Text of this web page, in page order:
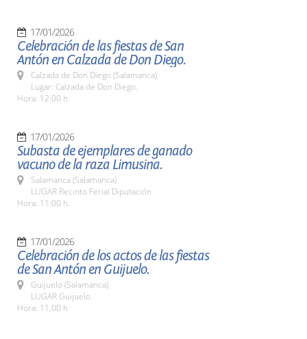
17/01/2026
Celebración de las fiestas de San
Antón en Calzada de Don Diego.
Calzada de Don Diego (Salamanca)
Lugar: Calzada de Don Diego.
Hora: 12:00 h.
17/01/2026
Subasta de ejemplares de ganado
vacuno de la raza Limusina.
Salamanca (Salamanca)
LUGAR Recinto Ferial Diputación
Hora: 11:00 h.
17/01/2026
Celebración de los actos de las fiestas
de San Antón en Guijuelo.
Guijuelo (Salamanca)
LUGAR Guijuelo
Hora: 11,00 h